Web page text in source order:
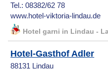
Tel.: 08382/62 78
www.hotel-viktoria-lindau.de
Hotel garni in Lindau -
Hotel-Gasthof Adler
88131 Lindau